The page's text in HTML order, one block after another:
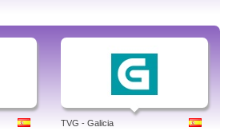
TVG - Galicia